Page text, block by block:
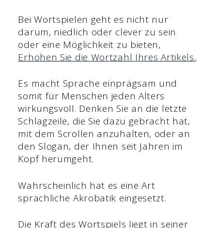
Bei Wortspielen geht es nicht nur
darum, niedlich oder clever zu sein
oder eine Möglichkeit zu bieten,
Erhöhen Sie die Wortzahl Ihres Artikels..
Es macht Sprache einprägsam und
somit für Menschen jeden Alters
wirkungsvoll. Denken Sie an die letzte
Schlagzeile, die Sie dazu gebracht hat,
mit dem Scrollen anzuhalten, oder an
den Slogan, der Ihnen seit Jahren im
Kopf herumgeht.
Wahrscheinlich hat es eine Art
sprachliche Akrobatik eingesetzt.
Die Kraft des Wortspiels liegt in seiner